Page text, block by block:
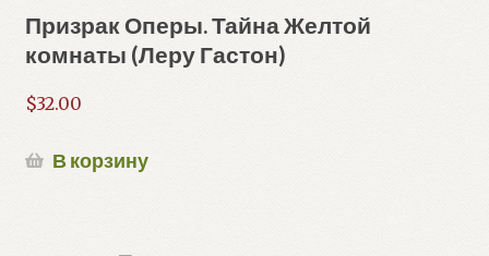
Призрак Оперы. Тайна Желтой
комнаты (Леру Гастон)
$32.00
В корзину